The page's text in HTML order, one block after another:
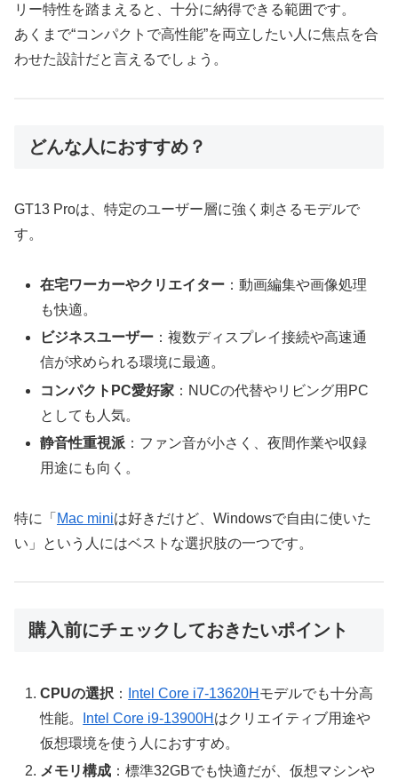
リー特性を踏まえると、十分に納得できる範囲です。
あくまで“コンパクトで高性能”を両立したい人に焦点を合
わせた設計だと言えるでしょう。
どんな人におすすめ？
GT13 Proは、特定のユーザー層に強く刺さるモデルで
す。
在宅ワーカーやクリエイター ：動画編集や画像処理
も快適。
ビジネスユーザー ：複数ディスプレイ接続や高速通
信が求められる環境に最適。
コンパクトPC愛好家 ：NUCの代替やリビング用PC
としても人気。
静音性重視派 ：ファン音が小さく、夜間作業や収録
用途にも向く。
特に「 Mac miniは好きだけど、Windowsで自由に使いた
い」という人にはベストな選択肢の一つです。
購入前にチェックしておきたいポイント
CPUの選択 ： Intel Core i7-13620H モデルでも十分高
性能。
Intel Core i9-13900H はクリエイティブ用途や
仮想環境を使う人におすすめ。
メモリ構成 ：標準32GBでも快適だが、仮想マシンや